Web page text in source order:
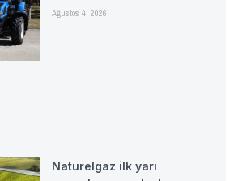
Ağustos 4, 2026
Naturelgaz ilk yarı